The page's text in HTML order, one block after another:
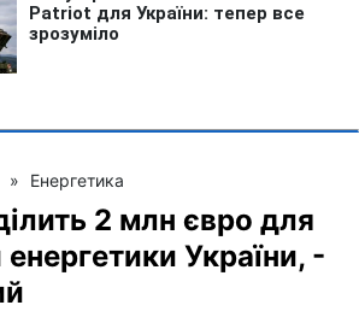
» Енергетика
2 млн євро для
України, -